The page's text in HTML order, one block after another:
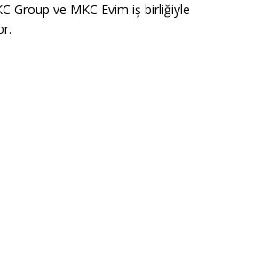
Group ve MKC Evim iş birliğiyle